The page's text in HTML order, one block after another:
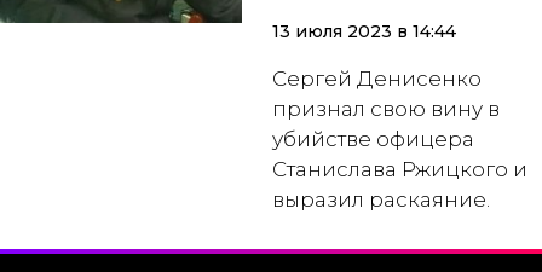
13 июля 2023 в 14:44
Сергей Денисенко
признал свою вину в
убийстве офицера
Станислава Ржицкого и
выразил раскаяние.